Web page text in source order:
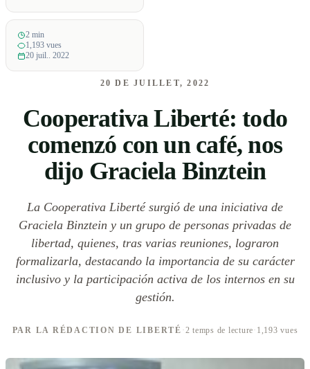
2 min
1,193 vues
20 juil.. 2022
20 DE JUILLET, 2022
Cooperativa Liberté: todo
comenzó con un café, nos
dijo Graciela Binztein
La Cooperativa Liberté surgió de una iniciativa de
Graciela Binztein y un grupo de personas privadas de
libertad, quienes, tras varias reuniones, lograron
formalizarla, destacando la importancia de su carácter
inclusivo y la participación activa de los internos en su
gestión.
PAR LA RÉDACTION DE LIBERTÉ ·2 temps de lecture· 1,193 vues